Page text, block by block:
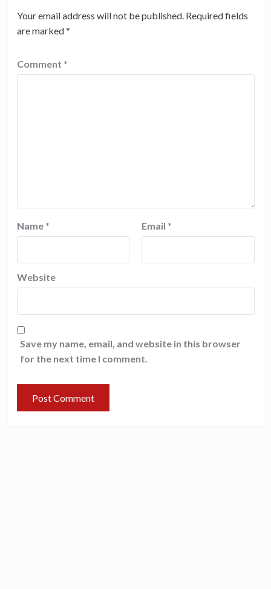
Your email address will not be published. Required fields
are marked*
Comment *
Name * Email *
Website
Save my name, email, and website in this browser
for the next time I comment.